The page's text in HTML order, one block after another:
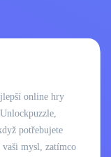
online hry
potřebujete
vaši mysl, zatímco